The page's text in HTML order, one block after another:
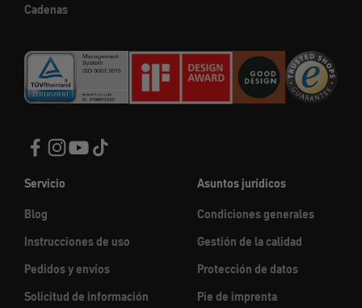
Cadenas
Servicio
Blog
Instrucciones de uso
Pedidos y envíos
Solicitud de información
Asuntos jurídicos
Condiciones generales
Gestión de la calidad
Protección de datos
Pie de imprenta